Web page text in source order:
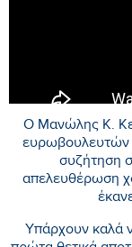
Ο Μανώλης Κ.
ευρωβουλευτών
συζήτηση
απελευθέρωση
Υπάρχουν καλά